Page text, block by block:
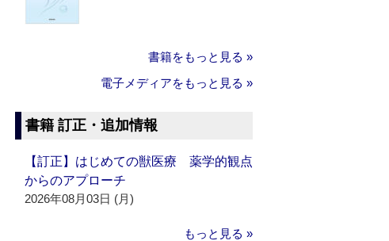
書籍をもっと見る »
電子メディアをもっと見る »
書籍 訂正・追加情報
【訂正】はじめての獣医療 薬学的観点
からのアプローチ
2026年08月03日 (月)
もっと見る »